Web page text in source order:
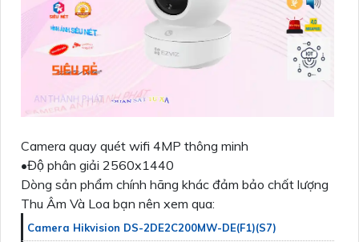
Camera quay quét wifi 4MP thông minh
•Độ phân giải 2560x1440
Dòng sản phẩm chính hãng khác đảm bảo chất lượng
Thu Âm Và Loa bạn nên xem qua:
Camera Hikvision DS-2DE2C200MW-DE(F1)(S7)